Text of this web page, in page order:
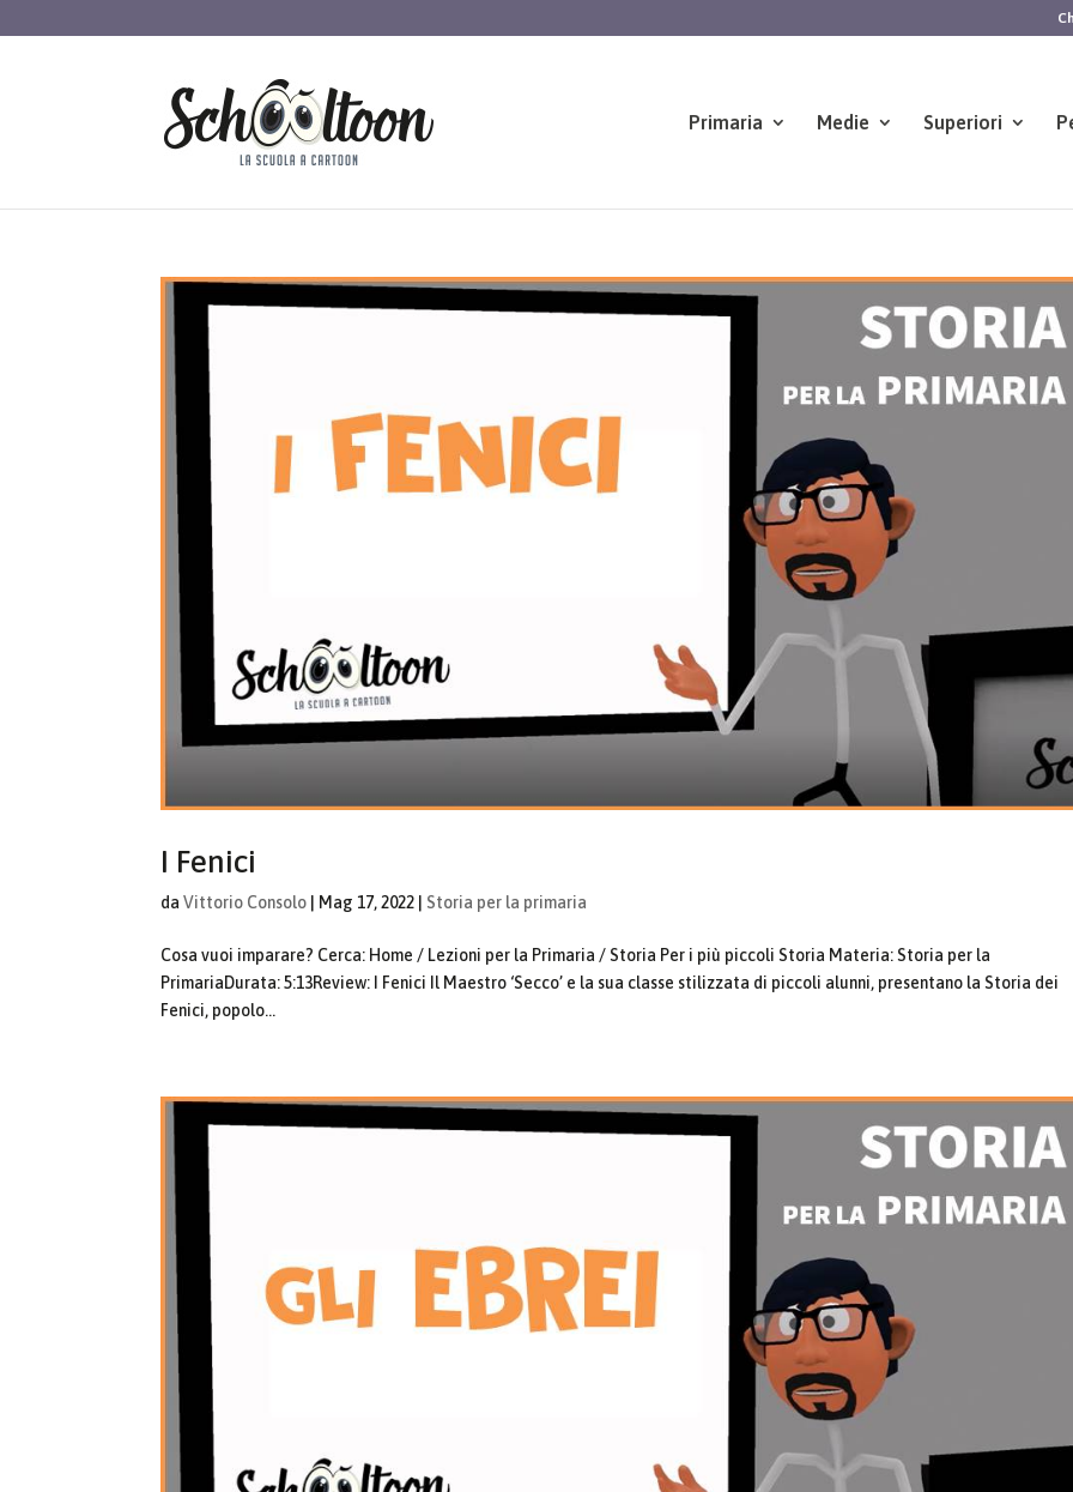
Primaria Medie Superiori
I Fenici
daVittorio Consolo Mag 17, 2022 Storia per la primaria
Cosa vuoi imparare? Cerca: Home / Lezioni per la Primaria / Storia Per i più piccoli Storia Materia: Storia per la
PrimariaDurata: 5:13Review: I Fenici Il Maestro ‘Secco’ e la sua classe stilizzata di piccoli alunni, presentano la Storia dei
Fenici, popolo...